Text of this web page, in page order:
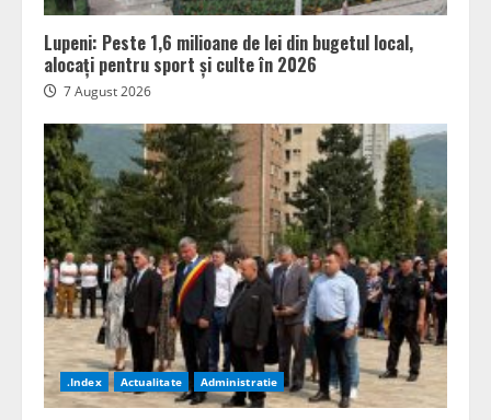
Lupeni: Peste 1,6 milioane de lei din bugetul local,
alocați pentru sport și culte în 2026
7 August 2026
.Index Actualitate Administratie